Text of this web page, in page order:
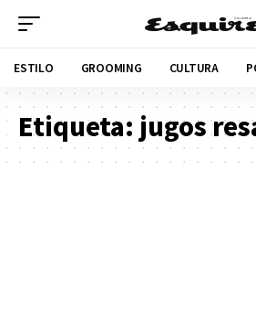
ESTILO GROOMING CULTURA
Etiqueta: jugos